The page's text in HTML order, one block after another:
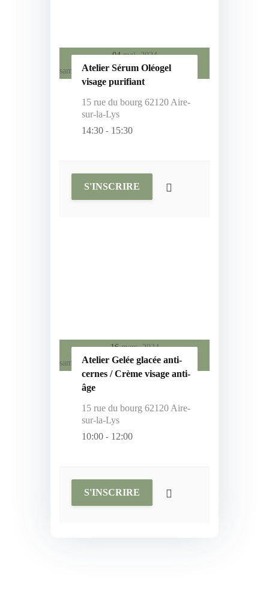
04 mai, 2024
samediAtelier Sérum Oléogel
visage purifiant
15 rue du bourg 62120 Aire-
sur-la-Lys
14:30 - 15:30
S'INSCRIRE
16 mars, 2024
samediAtelier Gelée glacée anti-
cernes / Crème visage anti-
âge
15 rue du bourg 62120 Aire-
sur-la-Lys
10:00 - 12:00
S'INSCRIRE